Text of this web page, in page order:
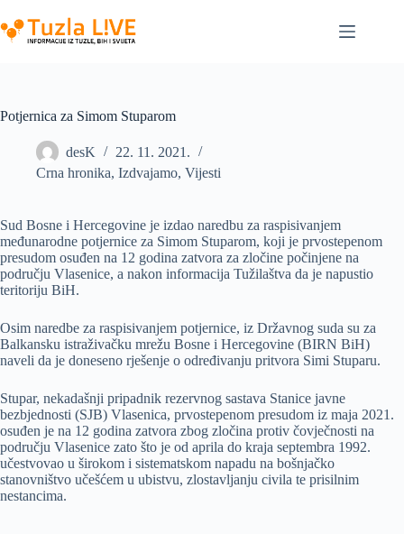
to
content
Potjernica za Simom Stuparom
desK
22. 11. 2021.
Crna hronika, Izdvajamo, Vijesti
Sud Bosne i Hercegovine je izdao naredbu za raspisivanjem
međunarodne potjernice za Simom Stuparom, koji je prvostepenom
presudom osuđen na 12 godina zatvora za zločine počinjene na
području Vlasenice, a nakon informacija Tužilaštva da je napustio
teritoriju BiH.
Osim naredbe za raspisivanjem potjernice, iz Državnog suda su za
Balkansku istraživačku mrežu Bosne i Hercegovine (BIRN BiH)
naveli da je doneseno rješenje o određivanju pritvora Simi Stuparu.
Stupar, nekadašnji pripadnik rezervnog sastava Stanice javne
bezbjednosti (SJB) Vlasenica, prvostepenom presudom iz maja 2021.
osuđen je na 12 godina zatvora zbog zločina protiv čovječnosti na
području Vlasenice zato što je od aprila do kraja septembra 1992.
učestvovao u širokom i sistematskom napadu na bošnjačko
stanovništvo učešćem u ubistvu, zlostavljanju civila te prisilnim
nestancima.